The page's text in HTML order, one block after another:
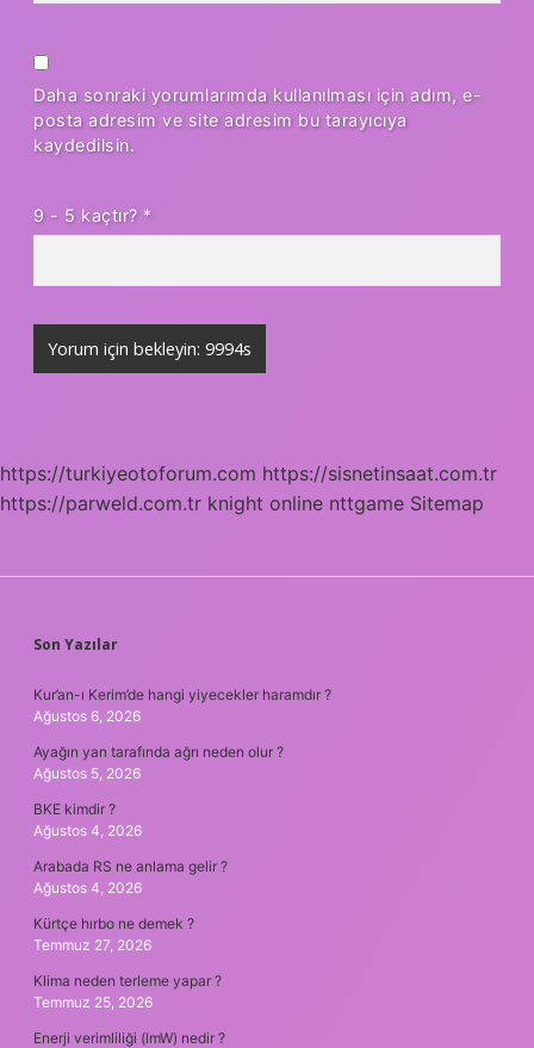
Daha sonraki yorumlarımda kullanılması için adım, e-
posta adresim ve site adresim bu tarayıcıya
kaydedilsin.
9 - 5 kaçtır? *
https://turkiyeotoforum.com https://sisnetinsaat.com.tr
https://parweld.com.tr knight online nttgame Sitemap
SIDEBAR
Son Yazılar
Kur’an-ı Kerim’de hangi yiyecekler haramdır ?
Ağustos 6, 2026
Ayağın yan tarafında ağrı neden olur ?
Ağustos 5, 2026
BKE kimdir ?
Ağustos 4, 2026
Arabada RS ne anlama gelir ?
Ağustos 4, 2026
Kürtçe hırbo ne demek ?
Temmuz 27, 2026
Klima neden terleme yapar ?
Temmuz 25, 2026
Enerji verimliliği (lmW) nedir ?